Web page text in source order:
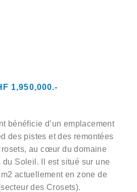
1,950,000.-
bénéficie d’un emplacement
des pistes et des remontées
au cœur du domaine
Soleil. Il est situé sur une
actuellement en zone de
des Crosets).